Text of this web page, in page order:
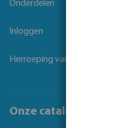
Onderdelen
Inloggen
Herroeping van overeenkomst
Onze catalogi